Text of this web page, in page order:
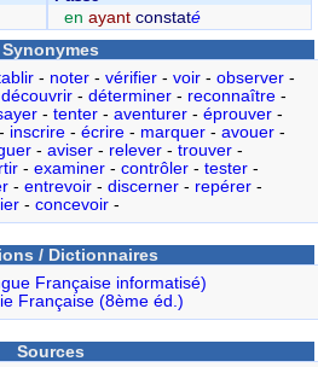
enayant constaté
Synonymes
- noter- vérifier- voir- observer-
découvrir- déterminer- reconnaître-
- tenter- aventurer- éprouver-
inscrire- écrire- marquer- avouer-
- aviser- relever- trouver-
- examiner- contrôler- tester-
- entrevoir- discerner- repérer-
- concevoir-
/ Dictionnaires
Française informatisé)
Française (8ème éd.)
Sources